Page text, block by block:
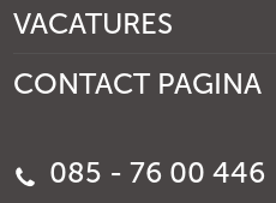
VACATURES
CONTACT PAGINA
085 - 76 00 446